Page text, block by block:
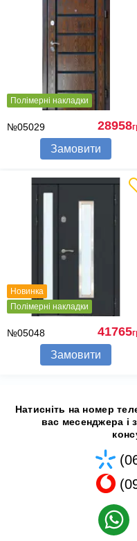
Полімерні накладки
№05029 28958
Замовити
Новинка
Полімерні накладки
№05048 41765
Замовити
Натисніть на номер
вас месенджера і